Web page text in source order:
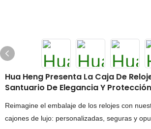
Hua Heng Presenta La Caja De
Santuario De Elegancia Y Protección
Reimagine el embalaje de los relojes con
cajones de lujo: personalizadas, seguras y